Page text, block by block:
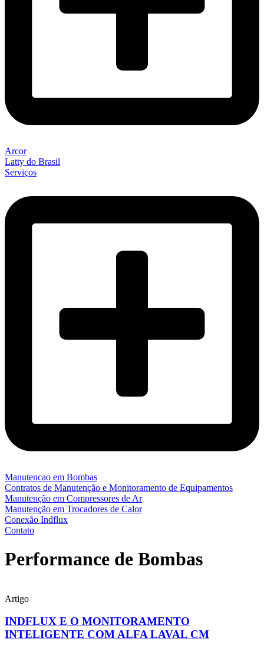
Arcor
Latty do Brasil
Serviços
Manutencao em Bombas
Contratos de Manutenção e Monitoramento de Equipamentos
Manutenção em Compressores de Ar
Manutenção em Trocadores de Calor
Conexão Indflux
Contato
Performance de Bombas
Artigo
INDFLUX E O MONITORAMENTO
INTELIGENTE COM ALFA LAVAL CM